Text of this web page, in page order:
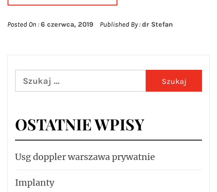
Posted On :6 czerwca, 2019 Published By :dr Stefan
Szukaj:
OSTATNIE WPISY
Usg doppler warszawa prywatnie
Implanty